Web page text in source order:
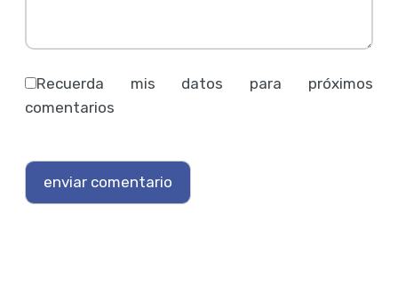
Recuerda mis datos para próximos
comentarios